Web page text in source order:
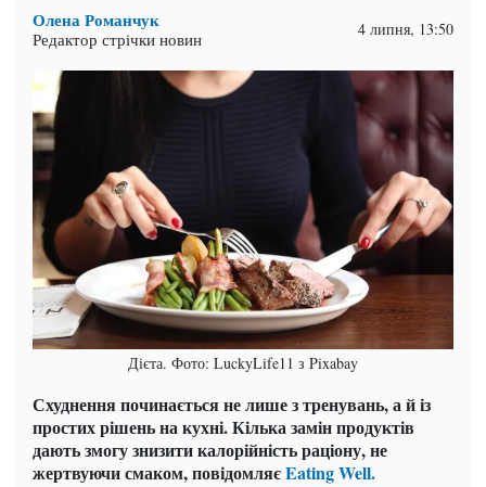
Олена Романчук
Редактор стрічки новин 4 липня, 13:50
Дієта. Фото: LuckyLife11 з Pixabay
Схуднення починається не лише з тренувань, а й із
простих рішень на кухні. Кілька замін продуктів
дають змогу знизити калорійність раціону, не
жертвуючи смаком, повідомляєEating Well.